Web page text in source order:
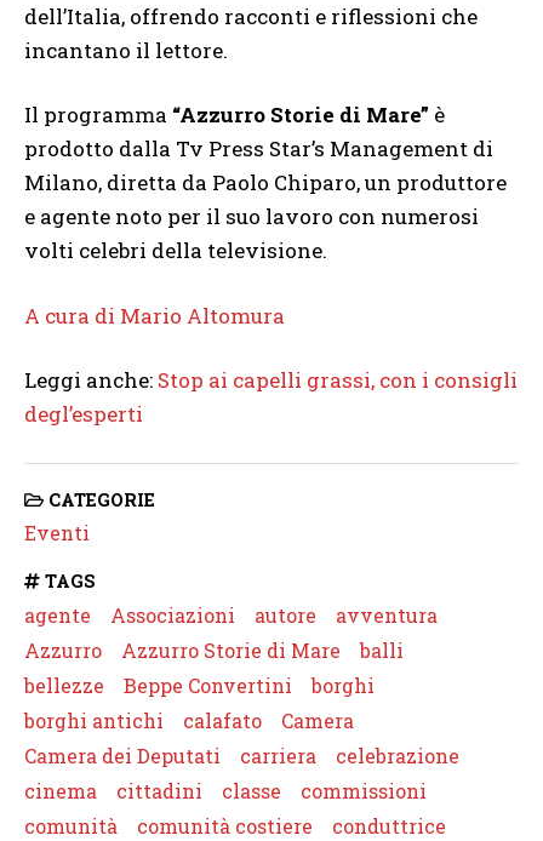
dell’Italia, offrendo racconti e riflessioni che
incantano il lettore.
Il programma “Azzurro Storie di Mare” è
prodotto dalla Tv Press Star’s Management di
Milano, diretta da Paolo Chiparo, un produttore
e agente noto per il suo lavoro con numerosi
volti celebri della televisione.
A cura di Mario Altomura
Leggi anche: Stop ai capelli grassi, con i consigli
degl’esperti
CATEGORIE
Eventi
TAGS
agente Associazioni autore
avventura
Azzurro
Azzurro Storie di Mare
balli
bellezze
Beppe Convertini
borghi
borghi antichi
calafato
Camera
Camera dei Deputati
carriera
celebrazione
cinema
cittadini classe
commissioni
comunità
comunità costiere
conduttrice